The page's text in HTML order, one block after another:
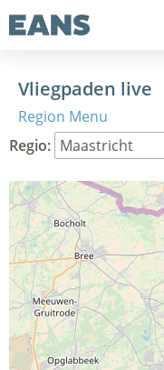
Vliegpaden live
Region Menu
Regio: